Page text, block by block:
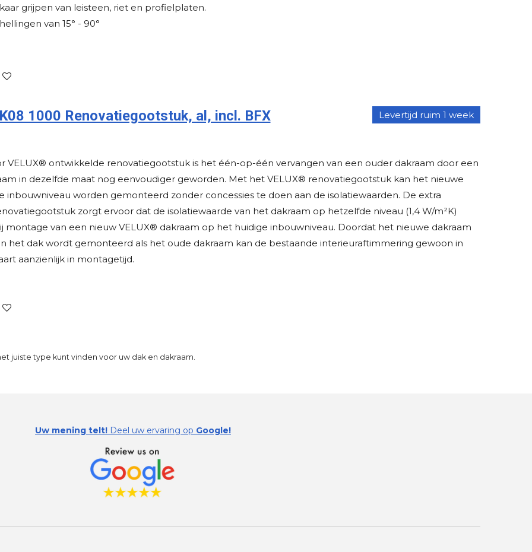
grijpen van leisteen, riet en profielplaten.
van 15° - 90°
Levertijd ruim 1 week
1000 Renovatiegootstuk, al, incl. BFX
VELUX® ontwikkelde renovatiegootstuk is het één-op-één vervangen van een ouder dakraam door een
in dezelfde maat nog eenvoudiger geworden. Met het VELUX® renovatiegootstuk kan het nieuwe
inbouwniveau worden gemonteerd zonder concessies te doen aan de isolatiewaarden. De extra
zorgt ervoor dat de isolatiewaarde van het dakraam op hetzelfde niveau (1,4 W/m²K)
montage van een nieuw VELUX® dakraam op het huidige inbouwniveau. Doordat het nieuwe dakraam
het dak wordt gemonteerd als het oude dakraam kan de bestaande interieuraftimmering gewoon in
aanzienlijk in montagetijd.
juiste type kunt vinden voor uw dak en dakraam.
Uw mening telt! Deel uw ervaring op Google!